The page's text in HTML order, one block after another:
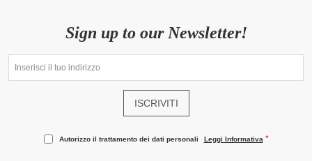
Sign up to our Newsletter!
ISCRIVITI
Autorizzo il trattamento dei dati personali Leggi Informativa